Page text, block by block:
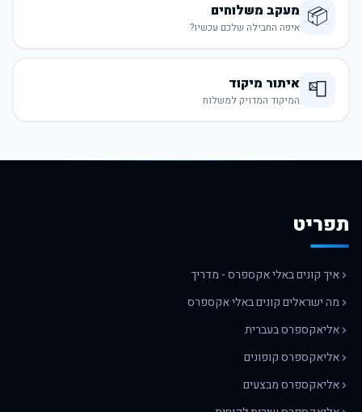
📦 מעקב משלוחים
איפה החבילה שלכם עכשיו?
📮 איתור מיקוד
המיקוד המדויק למשלוח
תפריט
איך קונים באלי אקספרס - מדריך
מה ישראלים קונים באלי אקספרס
אליאקספרס בעברית
אליאקספרס קופונים
אליאקספרס מבצעים